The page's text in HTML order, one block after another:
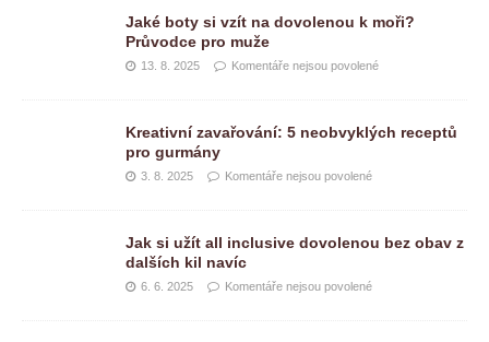
Jaké boty si vzít na dovolenou k moři?
Průvodce pro muže
13. 8. 2025 Komentáře nejsou povolené
Kreativní zavařování: 5 neobvyklých receptů
pro gurmány
3. 8. 2025 Komentáře nejsou povolené
Jak si užít all inclusive dovolenou bez obav z
dalších kil navíc
6. 6. 2025 Komentáře nejsou povolené